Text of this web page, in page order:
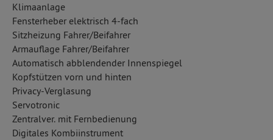
Klimaanlage
Fensterheber elektrisch 4-fach
Sitzheizung Fahrer/Beifahrer
Armauflage Fahrer/Beifahrer
Automatisch abblendender Innenspiegel
Kopfstützen vorn und hinten
Privacy-Verglasung
Servotronic
Zentralver. mit Fernbedienung
Digitales Kombiinstrument